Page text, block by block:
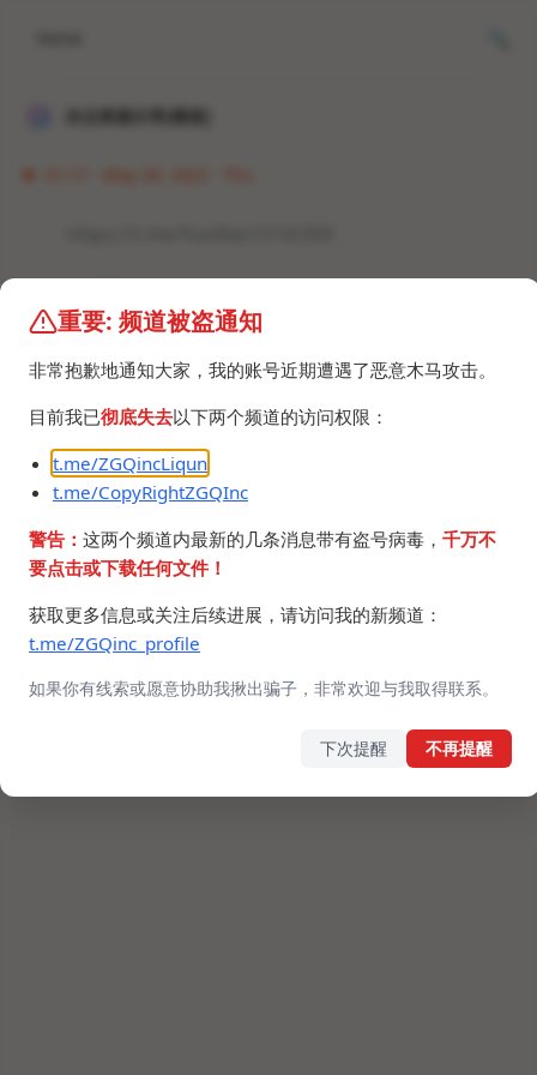
©2024 ZGQ Inc.All rights reserved
重要: 频道被盗通知
非常抱歉地通知大家，我的账号近期遭遇了恶意木马攻击。
目前我已彻底失去以下两个频道的访问权限：
t.me/ZGQincLiqun
t.me/CopyRightZGQInc
警告： 这两个频道内最新的几条消息带有盗号病毒， 千万不
要点击或下载任何文件！
获取更多信息或关注后续进展，请访问我的新频道：
t.me/ZGQinc_profile
如果你有线索或愿意协助我揪出骗子，非常欢迎与我取得联系。
下次提醒 不再提醒